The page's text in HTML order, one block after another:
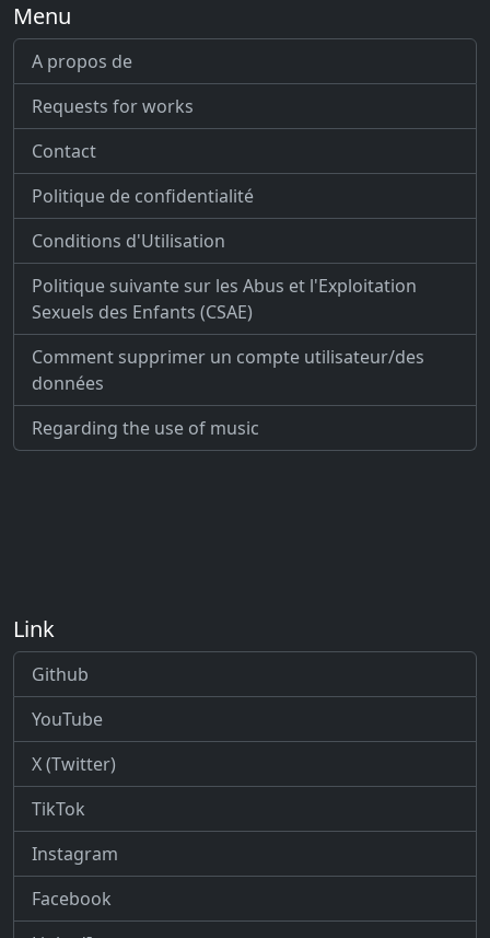
Menu
A propos de
Requests for works
Contact
Politique de confidentialité
Conditions d'Utilisation
Politique suivante sur les Abus et l'Exploitation
Sexuels des Enfants (CSAE)
Comment supprimer un compte utilisateur/des
données
Regarding the use of music
Link
Github
YouTube
X (Twitter)
TikTok
Instagram
Facebook